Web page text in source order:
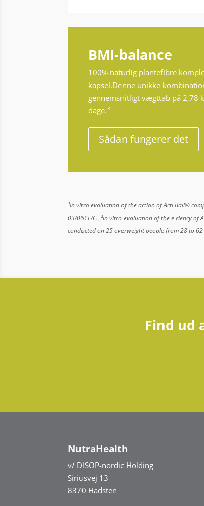
BMI-balance
100% naturlig plantefibre
kapsel.Denne unikke
gennemsnitligt vægttab på 2,78
dage.³
Sådan fungerer det
¹In vitro evaluation of the action of Acti Ball®
03/06CL/C., ²In vitro evaluation of the e ciency of
conducted on 25 overweight people from 28 to
Find ud
NutraHealth
v/ DISOP-nordic Holding
Siriusvej 13
8370 Hadsten